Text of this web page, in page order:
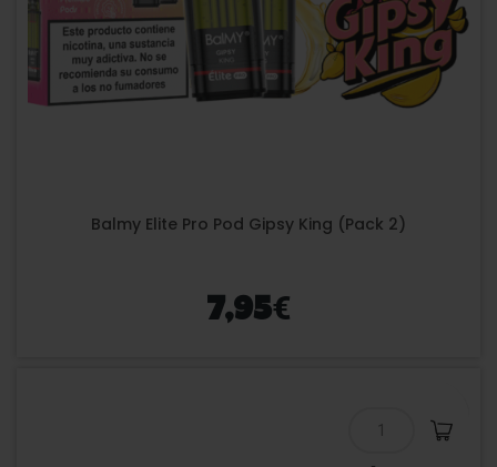
Balmy Elite Pro Pod Gipsy King (Pack 2)
7,95€